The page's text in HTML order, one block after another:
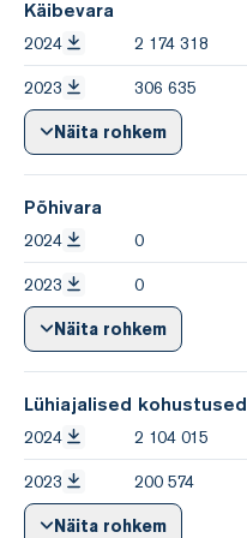
Käibevara
2024 2 174 318
2023 306 635
Näita rohkem
Põhivara
2024 0
2023 0
Näita rohkem
Lühiajalised kohustused
2024 2 104 015
2023 200 574
Näita rohkem